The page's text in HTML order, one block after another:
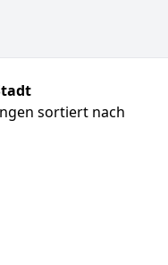
sortiert nach